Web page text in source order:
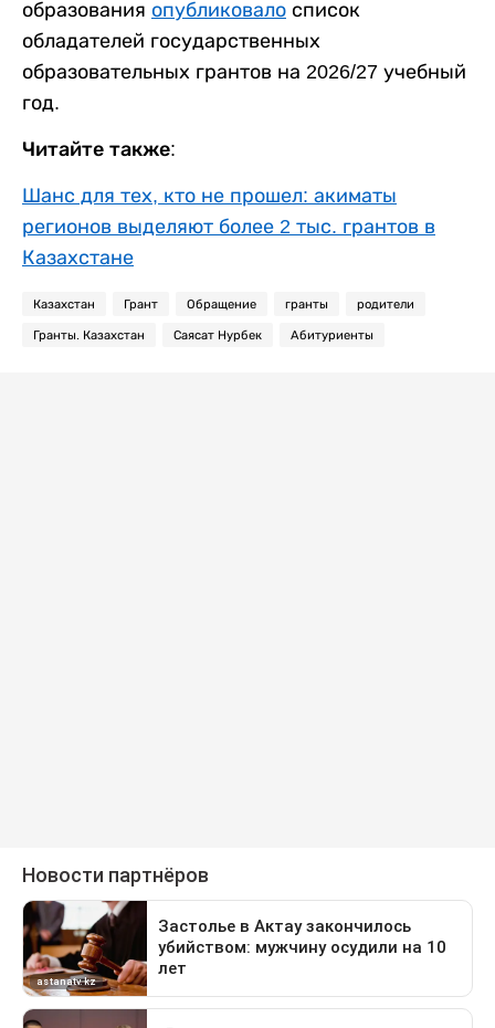
образования опубликовало список
обладателей государственных
образовательных грантов на 2026/27 учебный
год.
Читайте также:
Шанс для тех, кто не прошел: акиматы
регионов выделяют более 2 тыс. грантов в
Казахстане
Казахстан Грант Обращение гранты родители
Гранты. Казахстан Саясат Нурбек Абитуриенты